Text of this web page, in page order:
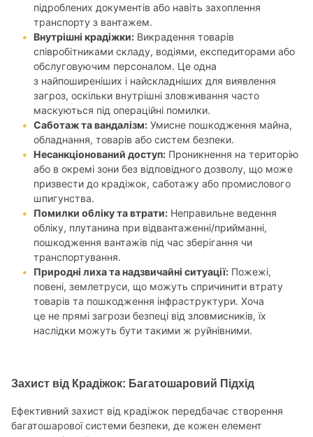
підроблених документів або навіть захоплення
транспорту з вантажем.
Внутрішні крадіжки: Викрадення товарів
співробітниками складу, водіями, експедиторами або
обслуговуючим персоналом. Це одна
з найпоширеніших і найскладніших для виявлення
загроз, оскільки внутрішні зловживання часто
маскуються під операційні помилки.
Саботаж та вандалізм: Умисне пошкодження майна,
обладнання, товарів або систем безпеки.
Несанкціонований доступ: Проникнення на територію
або в окремі зони без відповідного дозволу, що може
призвести до крадіжок, саботажу або промислового
шпигунства.
Помилки обліку та втрати: Неправильне ведення
обліку, плутанина при відвантаженні/прийманні,
пошкодження вантажів під час зберігання чи
транспортування.
Природні лиха та надзвичайні ситуації: Пожежі,
повені, землетруси, що можуть спричинити втрату
товарів та пошкодження інфраструктури. Хоча
це не прямі загрози безпеці від зловмисників, їх
наслідки можуть бути такими ж руйнівними.
Захист від Крадіжок: Багатошаровий Підхід
Ефективний захист від крадіжок передбачає створення
багатошарової системи безпеки, де кожен елемент